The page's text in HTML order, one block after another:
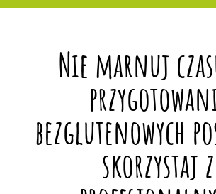
Nie marnuj
bezglutenowych
skorzystaj z